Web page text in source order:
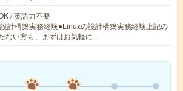
/ 英語力不要
計構築実務経験●Linuxの設計構築実務経験上記の
ない方も、まずはお気軽に…